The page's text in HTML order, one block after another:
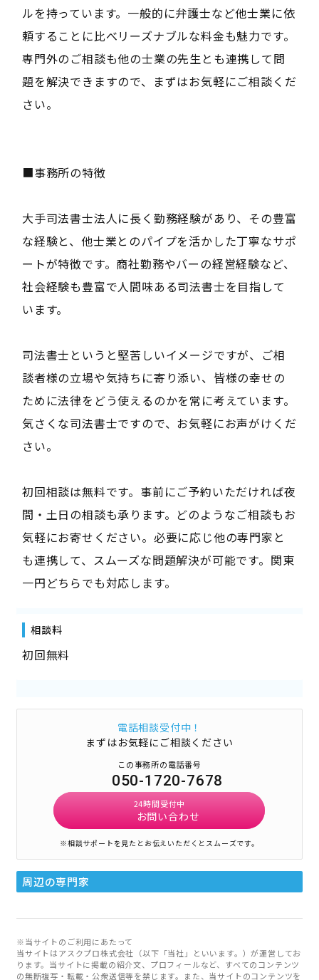
ルを持っています。一般的に弁護士など他士業に依
頼することに比べリーズナブルな料金も魅力です。
専門外のご相談も他の士業の先生とも連携して問
題を解決できますので、まずはお気軽にご相談くだ
さい。
■事務所の特徴
大手司法書士法人に長く勤務経験があり、その豊富
な経験と、他士業とのパイプを活かした丁寧なサポ
ートが特徴です。商社勤務やバーの経営経験など、
社会経験も豊富で人間味ある司法書士を目指して
います。
司法書士というと堅苦しいイメージですが、ご相
談者様の立場や気持ちに寄り添い、皆様の幸せの
ために法律をどう使えるのかを常に考えています。
気さくな司法書士ですので、お気軽にお声がけくだ
さい。
初回相談は無料です。事前にご予約いただければ夜
間・土日の相談も承ります。どのようなご相談もお
気軽にお寄せください。必要に応じ他の専門家と
も連携して、スムーズな問題解決が可能です。関東
一円どちらでも対応します。
相談料
初回無料
電話相談受付中！
まずはお気軽にご相談ください
この事務所の電話番号
050-1720-7678
24時間受付中
お問い合わせ
※相談サポートを見たとお伝えいただくとスムーズです。
周辺の専門家
※当サイトのご利用にあたって
当サイトはアスクプロ株式会社（以下「当社」といいます。）が運営してお
ります。当サイトに掲載の紹介文、プロフィールなど、すべてのコンテンツ
の無断複写・転載・公衆送信等を禁じます。また、当サイトのコンテンツを